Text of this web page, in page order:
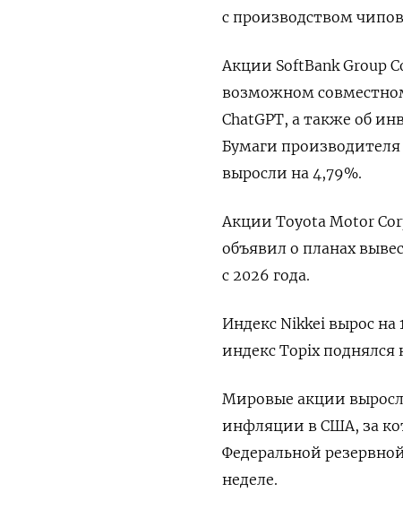
с производством
Акции SoftBank Group
возможном
ChatGPT, а также об
Бумаги
выросли на 4,79%.
Акции Toyota Motor
объявил о планах
с 2026 года.
Индекс Nikkei вырос на
индекс Topix поднялся
Мировые акции
инфляции в США, за
Федеральной
неделе.